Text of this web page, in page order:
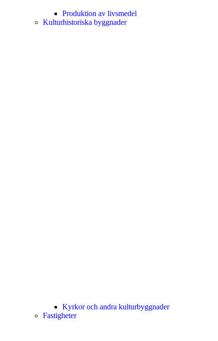
Produktion av livsmedel
Kulturhistoriska byggnader
Kyrkor och andra kulturbyggnader
Fastigheter